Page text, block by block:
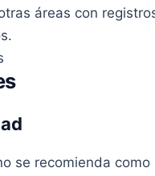
áreas con
se recomienda como